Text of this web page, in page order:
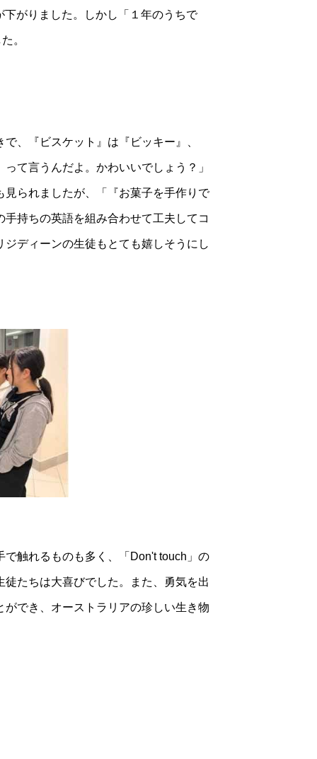
がりました。しかし「１年のうちで
。
、『ビスケット』は『ビッキー』、
て言うんだよ。かわいいでしょう？」
られましたが、「『お菓子を手作りで
持ちの英語を組み合わせて工夫してコ
ディーンの生徒もとても嬉しそうにし
触れるものも多く、「Don't touch」の
たちは大喜びでした。また、勇気を出
でき、オーストラリアの珍しい生き物